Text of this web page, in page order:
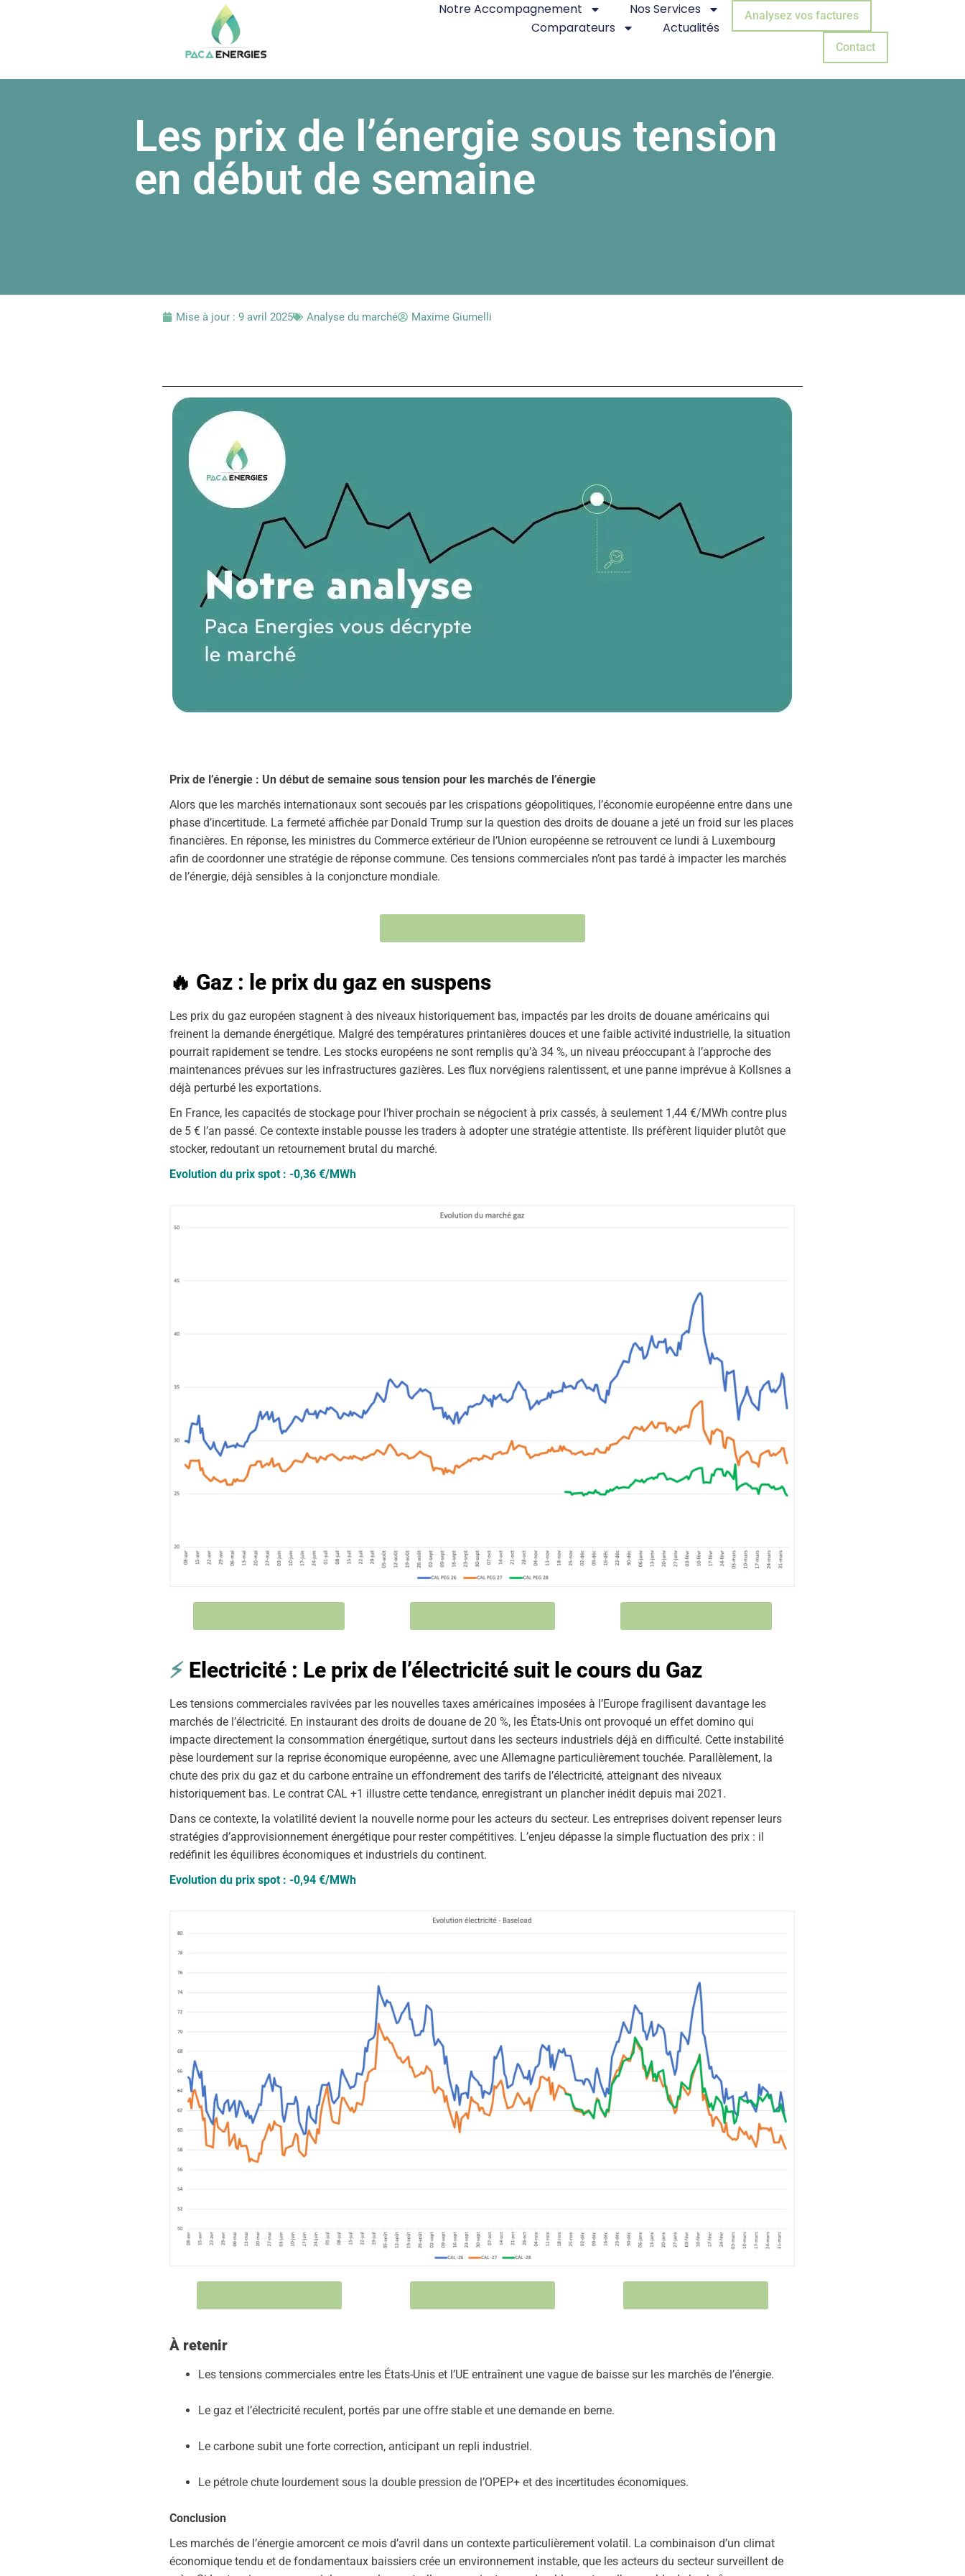
Notre Accompagnement
Nos Services
Comparateurs
Actualités
Analysez vos factures
Contact
Les prix de l’énergie sous tension
en début de semaine
Mise à jour : 9 avril 2025 Analyse du marché Maxime Giumelli
Prix de l’énergie : Un début de semaine sous tension pour les marchés de l’énergie
Alors que les marchés internationaux sont secoués par les crispations géopolitiques, l’économie européenne entre dans une
phase d’incertitude. La fermeté affichée par Donald Trump sur la question des droits de douane a jeté un froid sur les places
financières. En réponse, les ministres du Commerce extérieur de l’Union européenne se retrouvent ce lundi à Luxembourg
afin de coordonner une stratégie de réponse commune. Ces tensions commerciales n’ont pas tardé à impacter les marchés
de l’énergie, déjà sensibles à la conjoncture mondiale.
🔥 Gaz : le prix du gaz en suspens
Les prix du gaz européen stagnent à des niveaux historiquement bas, impactés par les droits de douane américains qui
freinent la demande énergétique. Malgré des températures printanières douces et une faible activité industrielle, la situation
pourrait rapidement se tendre. Les stocks européens ne sont remplis qu’à 34 %, un niveau préoccupant à l’approche des
maintenances prévues sur les infrastructures gazières. Les flux norvégiens ralentissent, et une panne imprévue à Kollsnes a
déjà perturbé les exportations.
En France, les capacités de stockage pour l’hiver prochain se négocient à prix cassés, à seulement 1,44 €/MWh contre plus
de 5 € l’an passé. Ce contexte instable pousse les traders à adopter une stratégie attentiste. Ils préfèrent liquider plutôt que
stocker, redoutant un retournement brutal du marché.
Evolution du prix spot : -0,36 €/MWh
⚡ Electricité : Le prix de l’électricité suit le cours du Gaz
Les tensions commerciales ravivées par les nouvelles taxes américaines imposées à l’Europe fragilisent davantage les
marchés de l’électricité. En instaurant des droits de douane de 20 %, les États-Unis ont provoqué un effet domino qui
impacte directement la consommation énergétique, surtout dans les secteurs industriels déjà en difficulté. Cette instabilité
pèse lourdement sur la reprise économique européenne, avec une Allemagne particulièrement touchée. Parallèlement, la
chute des prix du gaz et du carbone entraîne un effondrement des tarifs de l’électricité, atteignant des niveaux
historiquement bas. Le contrat CAL +1 illustre cette tendance, enregistrant un plancher inédit depuis mai 2021.
Dans ce contexte, la volatilité devient la nouvelle norme pour les acteurs du secteur. Les entreprises doivent repenser leurs
stratégies d’approvisionnement énergétique pour rester compétitives. L’enjeu dépasse la simple fluctuation des prix : il
redéfinit les équilibres économiques et industriels du continent.
Evolution du prix spot : -0,94 €/MWh
À retenir
Les tensions commerciales entre les États-Unis et l’UE entraînent une vague de baisse sur les marchés de l’énergie.
Le gaz et l’électricité reculent, portés par une offre stable et une demande en berne.
Le carbone subit une forte correction, anticipant un repli industriel.
Le pétrole chute lourdement sous la double pression de l’OPEP+ et des incertitudes économiques.
Conclusion
Les marchés de l’énergie amorcent ce mois d’avril dans un contexte particulièrement volatil. La combinaison d’un climat
économique tendu et de fondamentaux baissiers crée un environnement instable, que les acteurs du secteur surveillent de